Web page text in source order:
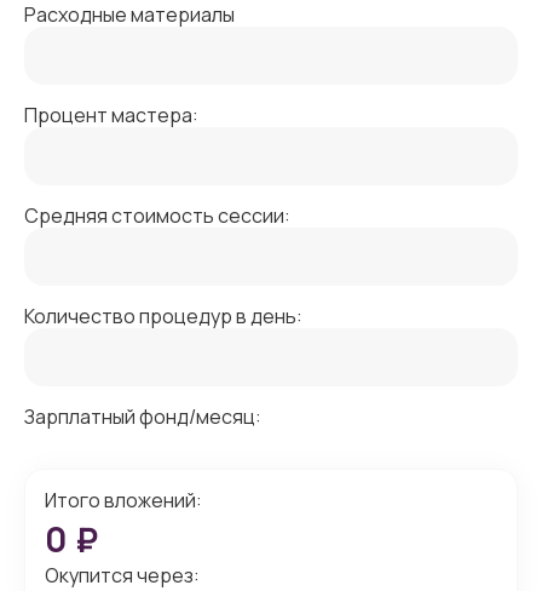
Расходные материалы
Процент мастера:
Средняя стоимость сессии:
Количество процедур в день:
Зарплатный фонд/месяц:
Итого вложений:
0 ₽
Окупится через: